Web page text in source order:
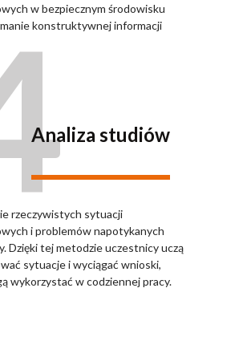
w bezpiecznym środowisku
konstruktywnej informacji
Analiza studiów
rzeczywistych sytuacji
i problemów napotykanych
Dzięki tej metodzie uczestnicy uczą
sytuacje i wyciągać wnioski,
wykorzystać w codziennej pracy.